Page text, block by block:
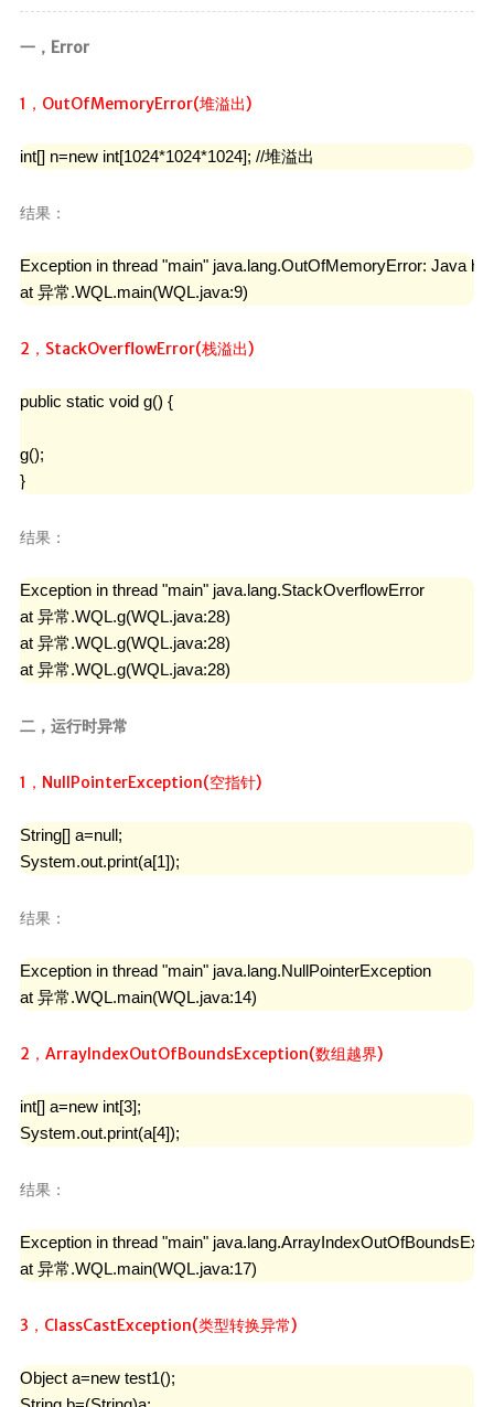
一，Error
1，OutOfMemoryError(堆溢出)
int[] n=new int[1024*1024*1024]; //堆溢出
结果：
Exception in thread "main" java.lang.OutOfMemoryError: Java
at 异常.WQL.main(WQL.java:9)
2，StackOverflowError(栈溢出)
public static void g() {
g();
}
结果：
Exception in thread "main" java.lang.StackOverflowError
at 异常.WQL.g(WQL.java:28)
at 异常.WQL.g(WQL.java:28)
at 异常.WQL.g(WQL.java:28)
二，运行时异常
1，NullPointerException(空指针)
String[] a=null;
System.out.print(a[1]);
结果：
Exception in thread "main" java.lang.NullPointerException
at 异常.WQL.main(WQL.java:14)
2，ArrayIndexOutOfBoundsException(数组越界)
int[] a=new int[3];
System.out.print(a[4]);
结果：
Exception in thread "main"
at 异常.WQL.main(WQL.java:17)
3，ClassCastException(类型转换异常)
Object a=new test1();